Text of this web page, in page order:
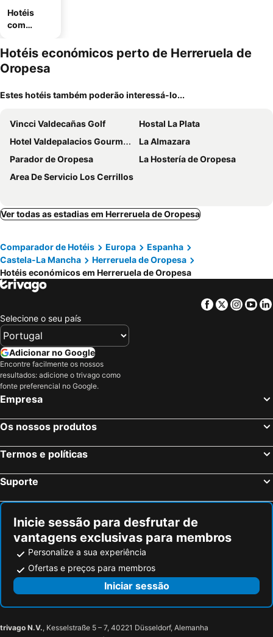
Hotéis
com
mento
Hotéis económicos perto de Herreruela de
Oropesa
Estes hotéis também poderão interessá-lo...
Vincci Valdecañas Golf
Hostal La Plata
Hotel Valdepalacios Gourmand 5* GL
La Almazara
Parador de Oropesa
La Hostería de Oropesa
Area De Servicio Los Cerrillos
Ver todas as estadias em Herreruela de Oropesa
Comparador de Hotéis Europa
Espanha
Castela-La Mancha
Herreruela de Oropesa
Hotéis económicos em Herreruela de Oropesa
Facebook
Twitter
Selecione o seu país
Adicionar no Google
Encontre facilmente os nossos
resultados: adicione o trivago como
fonte preferencial no Google.
Empresa
Os nossos produtos
Termos e políticas
Suporte
Inicie sessão para desfrutar de
vantagens exclusivas para membros
Personalize a sua experiência
Ofertas e preços para membros
Iniciar sessão
trivago N.V., Kesselstraße 5 – 7, 40221 Düsseldorf, Alemanha